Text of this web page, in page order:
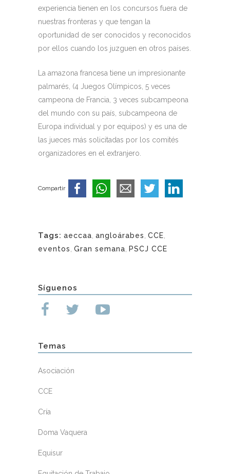
experiencia tienen en los concursos fuera de
nuestras fronteras y que tengan la
oportunidad de ser conocidos y reconocidos
por ellos cuando los juzguen en otros países.
La amazona francesa tiene un impresionante
palmarés, (4 Juegos Olímpicos, 5 veces
campeona de Francia, 3 veces subcampeona
del mundo con su país, subcampeona de
Europa individual y por equipos) y es una de
las jueces más solicitadas por los comités
organizadores en el extranjero.
Compartir
Tags: aeccaa angloárabes CCE
eventos Gran semana PSCJ CCE
Síguenos
Temas
Asociación
CCE
Cría
Doma Vaquera
Equisur